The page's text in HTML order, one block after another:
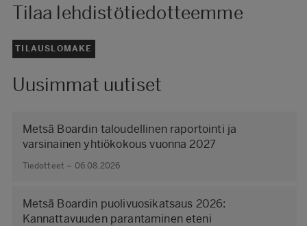
Tilaa lehdistötiedotteemme
TILAUSLOMAKE
Uusimmat uutiset
Metsä Boardin taloudellinen raportointi ja
varsinainen yhtiökokous vuonna 2027
Tiedotteet – 06.08.2026
Metsä Boardin puolivuosikatsaus 2026:
Kannattavuuden parantaminen eteni